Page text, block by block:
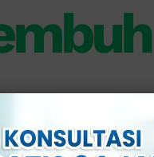
penderita dapat